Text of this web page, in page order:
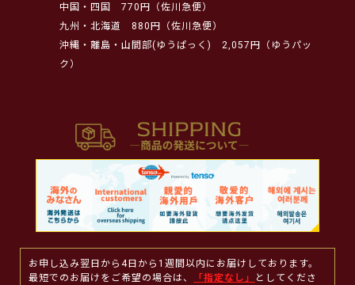
中国・四国
770円（佐川急便）
九州・北海道
880円（佐川急便）
沖縄・離島・山間部(ゆうぱっく)
2,057円（ゆうパッ
ク）
お申し込み翌日から4日から1週間以内にお届けしております。
最短でのお届けをご希望の場合は、
「指定なし」
としてくださ